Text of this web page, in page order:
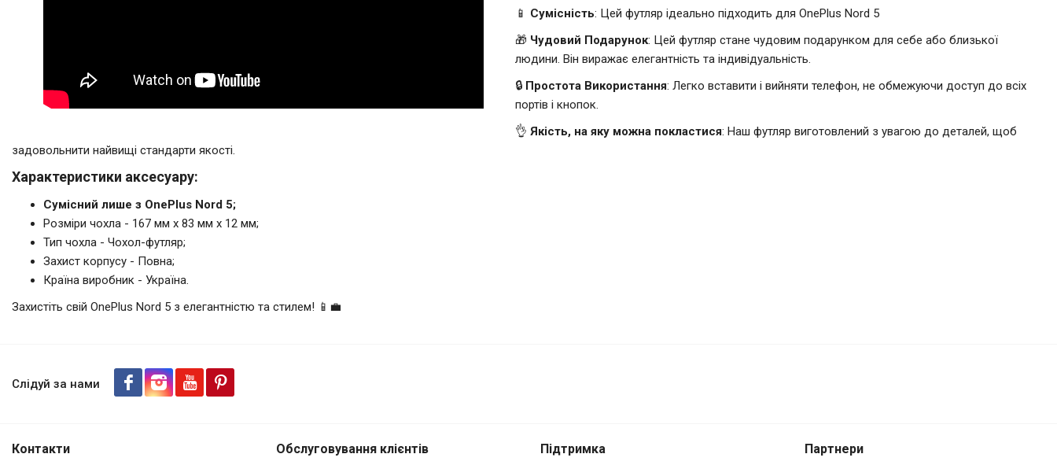
📱 Сумісність: Цей футляр ідеально підходить для OnePlus Nord 5
🎁 Чудовий Подарунок: Цей футляр стане чудовим подарунком для себе або близької
людини. Він виражає елегантність та індивідуальність.
🔒 Простота Використання: Легко вставити і вийняти телефон, не обмежуючи доступ до всіх
портів і кнопок.
👌 Якість, на яку можна покластися: Наш футляр виготовлений з увагою до деталей, щоб
задовольнити найвищі стандарти якості.
Характеристики аксесуару:
Сумісний лише з OnePlus Nord 5;
Розміри чохла - 167 мм x 83 мм x 12 мм;
Тип чохла - Чохол-футляр;
Захист корпусу - Повна;
Країна виробник - Україна.
Захистіть свій OnePlus Nord 5 з елегантністю та стилем! 📱💼
Футляр Stenk Sportage для OnePlus Nord 5 Синій
Слідуй за нами
Контакти Обслуговування клієнтів Підтримка Партнери